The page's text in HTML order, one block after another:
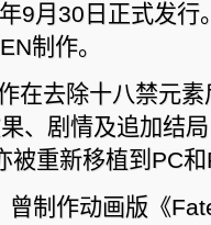
9月30日正式发行
制作。
在去除十八禁元
、剧情及追加结
被重新移植到PC
曾制作动画版《